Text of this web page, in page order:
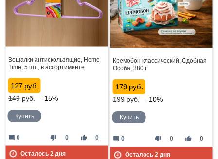
Вешалки антискользящие, Home
Time, 5 шт., в ассортименте
127 руб.
149руб. -15%
Купить
thumb_down 0 thumb_up 0
mode_comment 0
Осталось 2дня
Кремобон классический, Сдобная
Особа, 380 г
179 руб.
199руб. -10%
Купить
thumb_down 0 thumb_up 0
mode_comment 0
Осталось 2дня